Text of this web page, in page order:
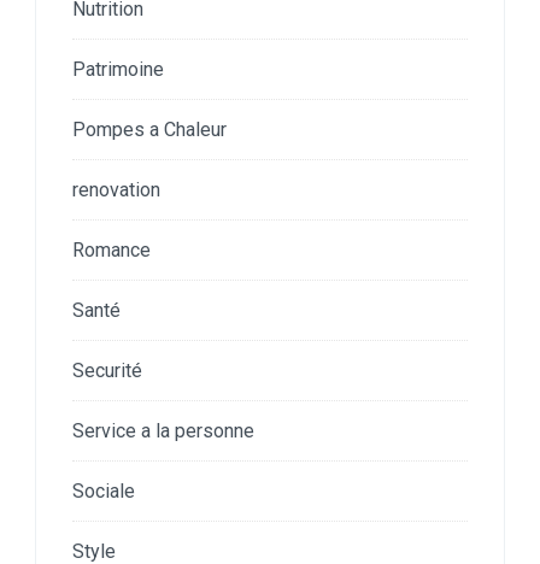
Nutrition
Patrimoine
Pompes a Chaleur
renovation
Romance
Santé
Securité
Service a la personne
Sociale
Style